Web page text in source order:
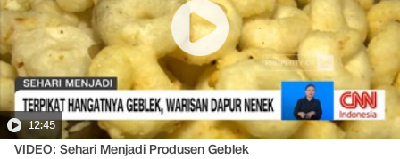
12:45
VIDEO: Sehari Menjadi Produsen Geblek